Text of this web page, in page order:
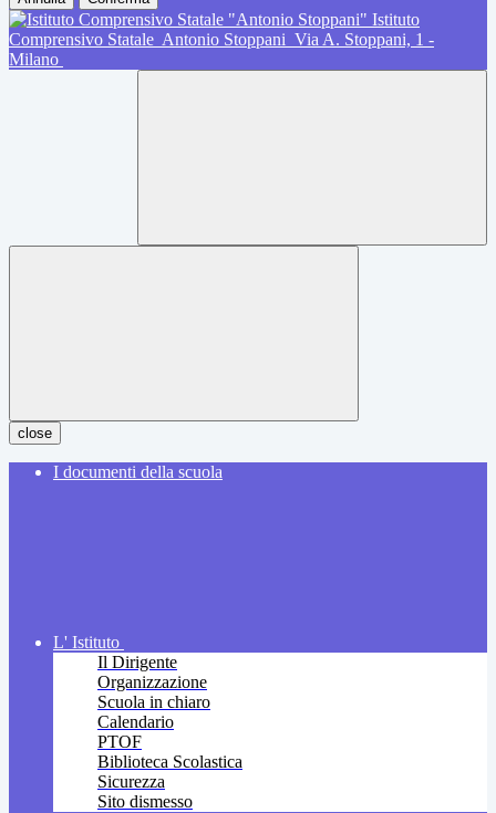
Istituto
Comprensivo Statale Antonio Stoppani Via A. Stoppani, 1 -
Milano
close
I documenti della scuola
L' Istituto
Il Dirigente
Organizzazione
Scuola in chiaro
Calendario
PTOF
Biblioteca Scolastica
Sicurezza
Sito dismesso